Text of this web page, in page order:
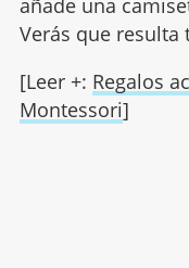
añade una
Verás que resulta
[Leer +: Regalos
Montessori]